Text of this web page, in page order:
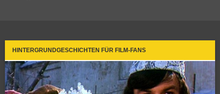
HINTERGRUNDGESCHICHTEN FÜR FILM-FANS